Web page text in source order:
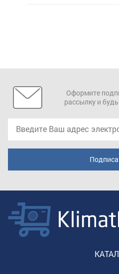
Оформите
рассылку и